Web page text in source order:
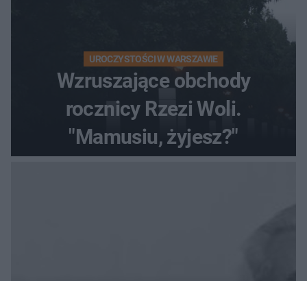
UROCZYSTOŚCI W WARSZAWIE
Wzruszające obchody
rocznicy Rzezi Woli.
"Mamusiu, żyjesz?"